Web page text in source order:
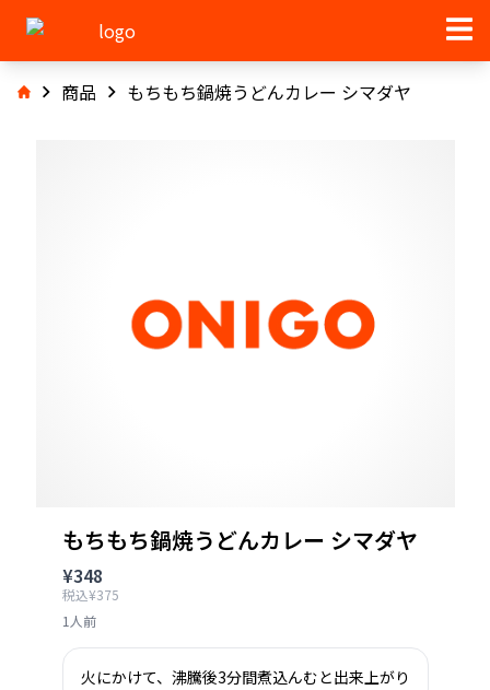
商品 もちもち鍋焼うどんカレー シマダヤ
もちもち鍋焼うどんカレー シマダヤ
¥348
税込¥375
1人前
火にかけて、沸騰後3分間煮込んむと出来上がり